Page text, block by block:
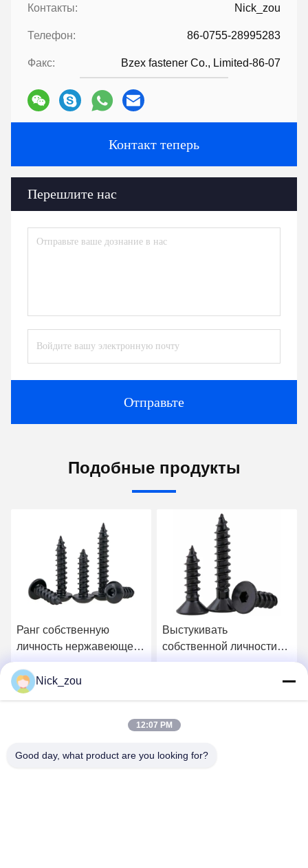
Контакты: Nick_zou
Телефон: 86-0755-28995283
Факс: Bzex fastener Co., Limited-86-07
Контакт теперь
Перешлите нас
Отправьте
Подобные продукты
Ранг собственную
личность нержавеющей
стали 8 сплавов
выстукивать
привинчивает голову
округленную приводом
Выстукивать
собственной личности
нержавеющей стали
сплава плоской головки
длины M6 6-40mm
Nick_zou
12:07 PM
Good day, what product are you looking for?